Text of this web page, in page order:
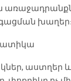
աստղեր և